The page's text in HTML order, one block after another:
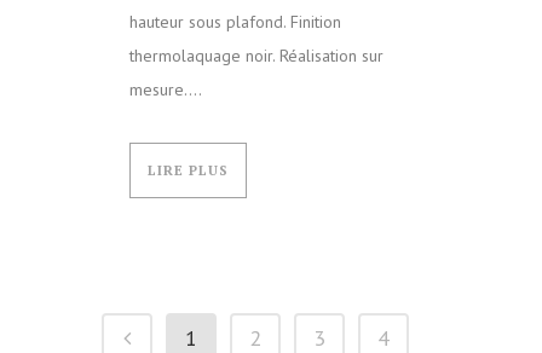
hauteur sous plafond. Finition
thermolaquage noir. Réalisation sur
mesure....
LIRE PLUS
1 2 3
4